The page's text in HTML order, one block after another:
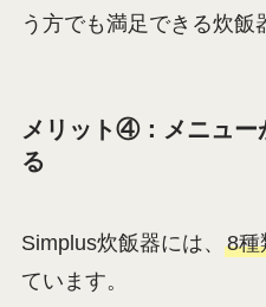
う方でも満足できる炊飯
メリット④：メニュー
る
Simplus炊飯器には、 8種
ています。